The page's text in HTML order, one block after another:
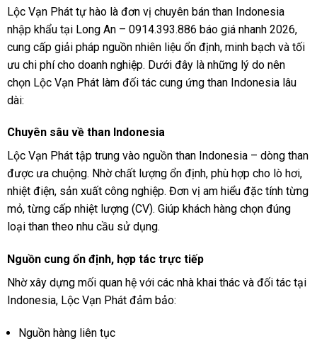
Lộc Vạn Phát tự hào là đơn vị chuyên bán than Indonesia
nhập khẩu tại Long An – 0914.393.886 báo giá nhanh 2026,
cung cấp giải pháp nguồn nhiên liệu ổn định, minh bạch và tối
ưu chi phí cho doanh nghiệp. Dưới đây là những lý do nên
chọn Lộc Vạn Phát làm đối tác cung ứng than Indonesia lâu
dài:
Chuyên sâu về than Indonesia
Lộc Vạn Phát tập trung vào nguồn than Indonesia – dòng than
được ưa chuộng. Nhờ chất lượng ổn định, phù hợp cho lò hơi,
nhiệt điện, sản xuất công nghiệp. Đơn vị am hiểu đặc tính từng
mỏ, từng cấp nhiệt lượng (CV). Giúp khách hàng chọn đúng
loại than theo nhu cầu sử dụng.
Nguồn cung ổn định, hợp tác trực tiếp
Nhờ xây dựng mối quan hệ với các nhà khai thác và đối tác tại
Indonesia, Lộc Vạn Phát đảm bảo:
Nguồn hàng liên tục